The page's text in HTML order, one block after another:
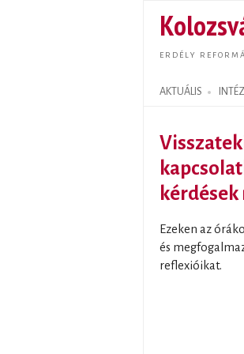
ERDÉLY
AKTUÁLIS
Search form
kérdések
Ezeken az
és
reflexióikat.